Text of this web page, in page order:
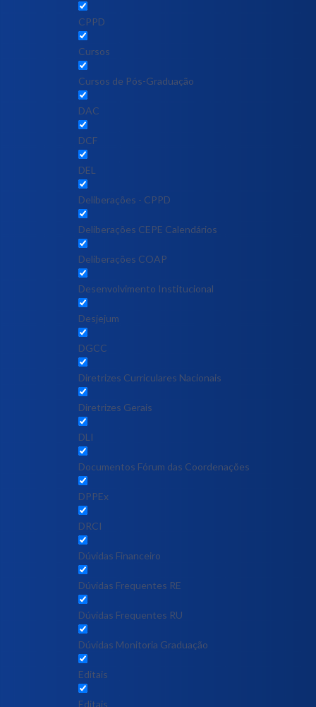
CPPD
Cursos
Cursos de Pós-Graduação
DAC
DCF
DEL
Deliberações - CPPD
Deliberações CEPE Calendários
Deliberações COAP
Desenvolvimento Institucional
Desjejum
DGCC
Diretrizes Curriculares Nacionais
Diretrizes Gerais
DLI
Documentos Fórum das Coordenações
DPPEx
DRCI
Dúvidas Financeiro
Dúvidas Frequentes RE
Dúvidas Frequentes RU
Dúvidas Monitoria Graduação
Editais
Editais